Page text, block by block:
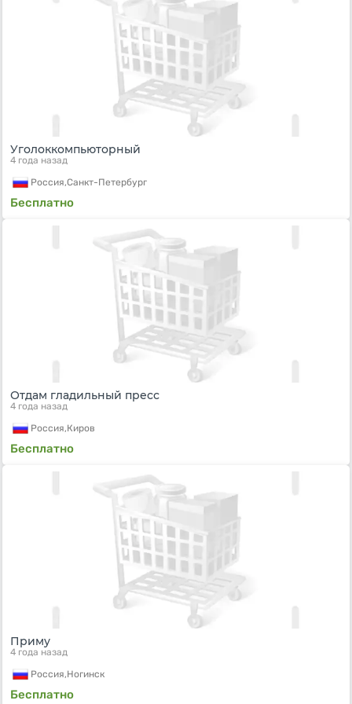
Уголоккомпьюторный
4 года назад
Россия,Санкт-Петербург
Бесплатно
Отдам гладильный пресс
4 года назад
Россия,Киров
Бесплатно
Приму
4 года назад
Россия,Ногинск
Бесплатно